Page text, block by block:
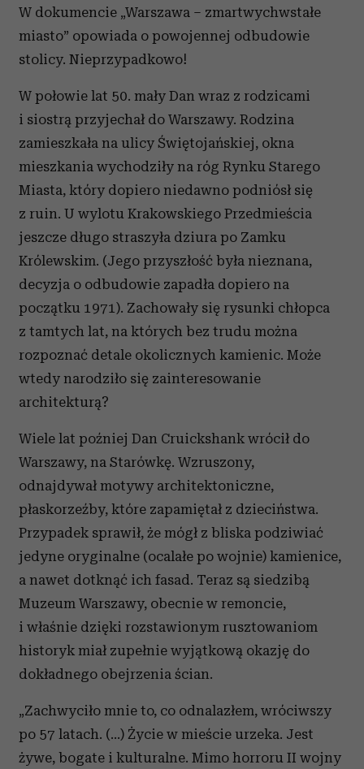
W dokumencie „Warszawa – zmartwychwstałe
miasto” opowiada o powojennej odbudowie
stolicy. Nieprzypadkowo!
W połowie lat 50. mały Dan wraz z rodzicami
i siostrą przyjechał do Warszawy. Rodzina
zamieszkała na ulicy Świętojańskiej, okna
mieszkania wychodziły na róg Rynku Starego
Miasta, który dopiero niedawno podniósł się
z ruin. U wylotu Krakowskiego Przedmieścia
jeszcze długo straszyła dziura po Zamku
Królewskim. (Jego przyszłość była nieznana,
decyzja o odbudowie zapadła dopiero na
początku 1971). Zachowały się rysunki chłopca
z tamtych lat, na których bez trudu można
rozpoznać detale okolicznych kamienic. Może
wtedy narodziło się zainteresowanie
architekturą?
Wiele lat poźniej Dan Cruickshank wrócił do
Warszawy, na Starówkę. Wzruszony,
odnajdywał motywy architektoniczne,
płaskorzeźby, które zapamiętał z dzieciństwa.
Przypadek sprawił, że mógł z bliska podziwiać
jedyne oryginalne (ocalałe po wojnie) kamienice,
a nawet dotknąć ich fasad. Teraz są siedzibą
Muzeum Warszawy, obecnie w remoncie,
i właśnie dzięki rozstawionym rusztowaniom
historyk miał zupełnie wyjątkową okazję do
dokładnego obejrzenia ścian.
„Zachwyciło mnie to, co odnalazłem, wróciwszy
po 57 latach. (...) Życie w mieście urzeka. Jest
żywe, bogate i kulturalne. Mimo horroru II wojny